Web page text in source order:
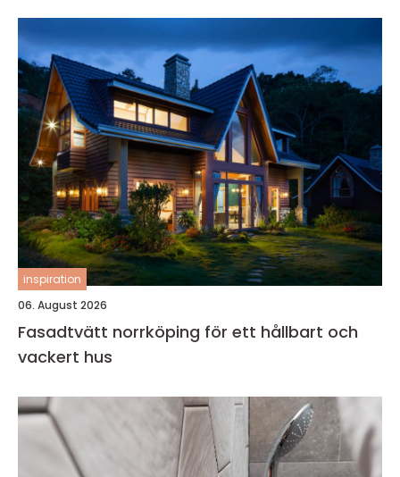
inspiration
06. August 2026
Fasadtvätt norrköping för ett hållbart och
vackert hus